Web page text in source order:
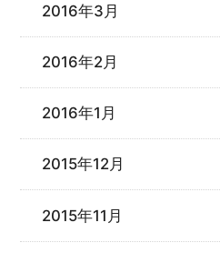
2016年3月
2016年2月
2016年1月
2015年12月
2015年11月